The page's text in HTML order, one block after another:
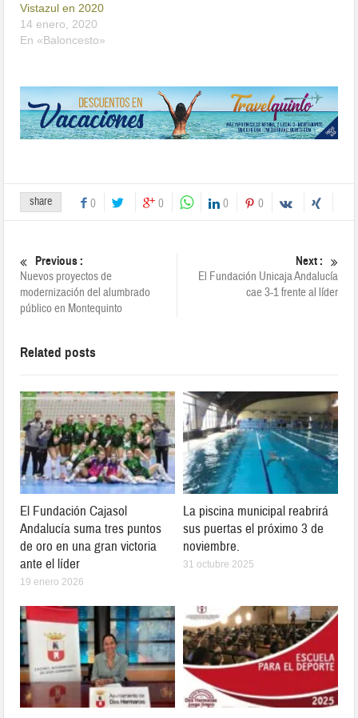
Vistazul en 2020
14 enero, 2020
En «Baloncesto»
share 0 0 0 0
Previous :
Nuevos proyectos de
modernización del alumbrado
público en Montequinto
Next :
El Fundación Unicaja Andalucía
cae 3-1 frente al líder
Related posts
El Fundación Cajasol
Andalucía suma tres puntos
de oro en una gran victoria
ante el líder
19 enero 2026
La piscina municipal reabrirá
sus puertas el próximo 3 de
noviembre.
31 octubre 2025